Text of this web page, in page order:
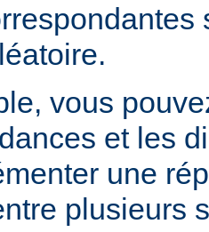
vous
et les
une
plusieurs